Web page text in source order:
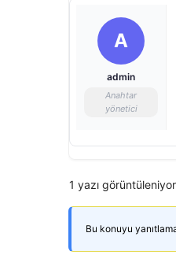
A
admin
Anahtar
yönetici
1 yazı
Bu konuyu